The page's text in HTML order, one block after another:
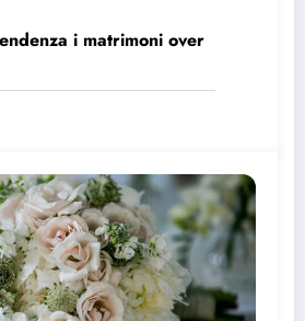
i matrimoni over